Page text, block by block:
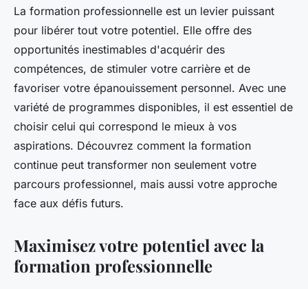
Maximisez votre potentiel
avec la formation
professionnelle
Sophie•28 avril 2025•4 min de lecture
La formation professionnelle est un levier puissant
pour libérer tout votre potentiel. Elle offre des
opportunités inestimables d'acquérir des
compétences, de stimuler votre carrière et de
favoriser votre épanouissement personnel. Avec une
variété de programmes disponibles, il est essentiel de
choisir celui qui correspond le mieux à vos
aspirations. Découvrez comment la formation
continue peut transformer non seulement votre
parcours professionnel, mais aussi votre approche
face aux défis futurs.
Maximisez votre potentiel avec la
formation professionnelle